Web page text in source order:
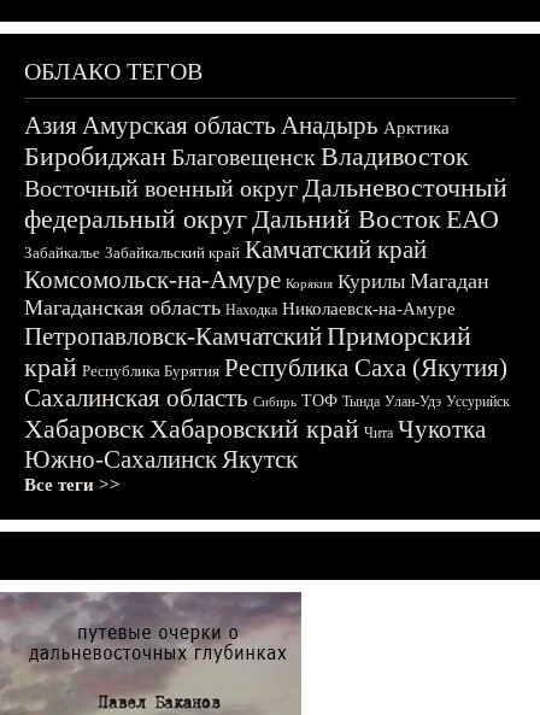
ОБЛАКО ТЕГОВ
АзияАмурская область Анадырь Арктика
БиробиджанБлаговещенскВладивосток
Восточный военный округДальневосточный
федеральный округДальний ВостокЕАО
Забайкалье Забайкальский край Камчатский край
Комсомольск-на-Амуре Корякия Курилы Магадан
Магаданская область Находка Николаевск-на-Амуре
Петропавловск-КамчатскийПриморский
край Республика Бурятия Республика Саха (Якутия)
Сахалинская область Сибирь ТОФ Тында Улан-Удэ Уссурийск
ХабаровскХабаровский край Чита Чукотка
Южно-СахалинскЯкутск
Все теги >>